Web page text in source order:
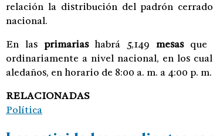
relación la distribución del padrón
nacional.
En las primariashabrá 5,149 mesasque
ordinariamente a nivel nacional, en los
aledaños, en horario de 8:00 a. m. a 4:00 p. m.
RELACIONADAS
Política